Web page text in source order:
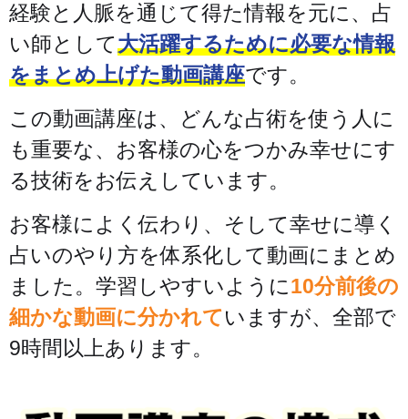
経験と人脈を通じて得た情報を元に、占
い師として大活躍するために必要な情報
をまとめ上げた動画講座です。
この動画講座は、どんな占術を使う人に
も重要な、お客様の心をつかみ幸せにす
る技術をお伝えしています。
お客様によく伝わり、そして幸せに導く
占いのやり方を体系化して動画にまとめ
ました。学習しやすいように10分前後の
細かな動画に分かれていますが、全部で
9時間以上あります。